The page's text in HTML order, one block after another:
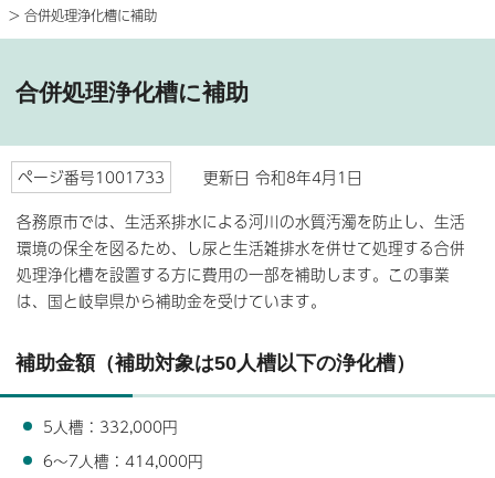
> 合併処理浄化槽に補助
合併処理浄化槽に補助
ページ番号1001733
更新日 令和8年4月1日
各務原市では、生活系排水による河川の水質汚濁を防止し、生活
環境の保全を図るため、し尿と生活雑排水を併せて処理する合併
処理浄化槽を設置する方に費用の一部を補助します。この事業
は、国と岐阜県から補助金を受けています。
補助金額（補助対象は50人槽以下の浄化槽）
5人槽：332,000円
6～7人槽：414,000円